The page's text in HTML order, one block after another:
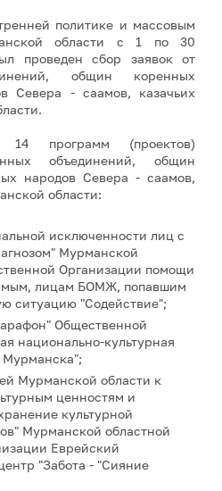
политике и массовым
области с 1 по 30
проведен сбор заявок от
общин коренных
Севера - саамов, казачьих
14 программ (проектов)
объединений, общин
народов Севера - саамов,
области:
исключенности лиц с
Мурманской
Организации помощи
лицам БОМЖ, попавшим
ситуацию "Содействие";
Общественной
национально-культурная
Мурманска";
Мурманской области к
ценностям и
культурной
Мурманской областной
Еврейский
"Забота - "Сияние